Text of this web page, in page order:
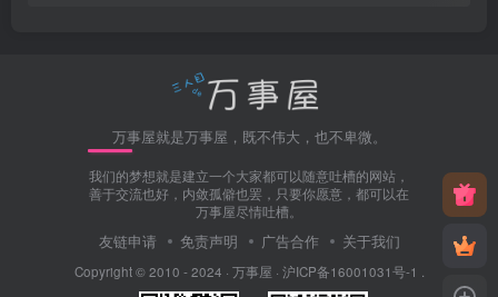
万事屋就是万事屋，既不伟大，也不卑微。
我们的梦想就是建立一个大家都可以随意吐槽的网站，
善于交流也好，内敛孤僻也罢，只要你愿意，都可以在
万事屋尽情吐槽。
友链申请 免责声明 广告合作 关于我们
Copyright © 2010 - 2024 · 万事屋 · 沪ICP备16001031号-1